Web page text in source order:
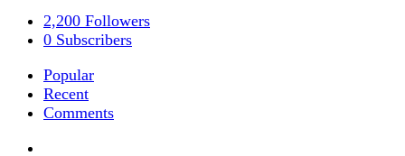
2,200 Followers
0 Subscribers
Popular
Recent
Comments